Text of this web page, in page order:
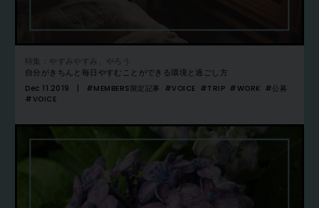
特集：やすみやすみ、やろう
自分がきちんと毎日やすむことができる環境と過ごし方
Dec 11.2019
#MEMBERS限定記事 #VOICE #TRIP #WORK #公募
#VOICE